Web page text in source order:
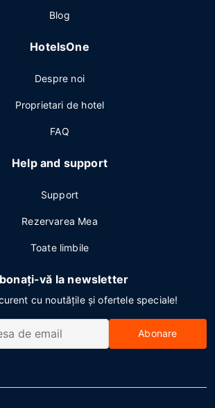
Blog
HotelsOne
Despre noi
Proprietari de hotel
FAQ
Help and support
Support
Rezervarea Mea
Toate limbile
vă la newsletter
cu noutățile și ofertele speciale!
Abonare